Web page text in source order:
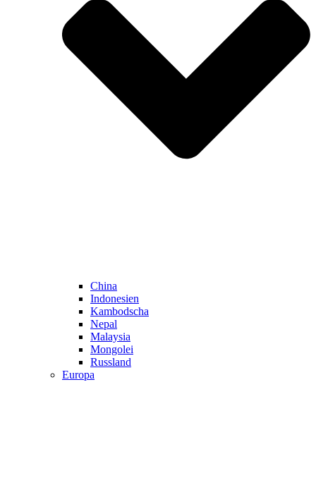
China
Indonesien
Kambodscha
Nepal
Malaysia
Mongolei
Russland
Europa